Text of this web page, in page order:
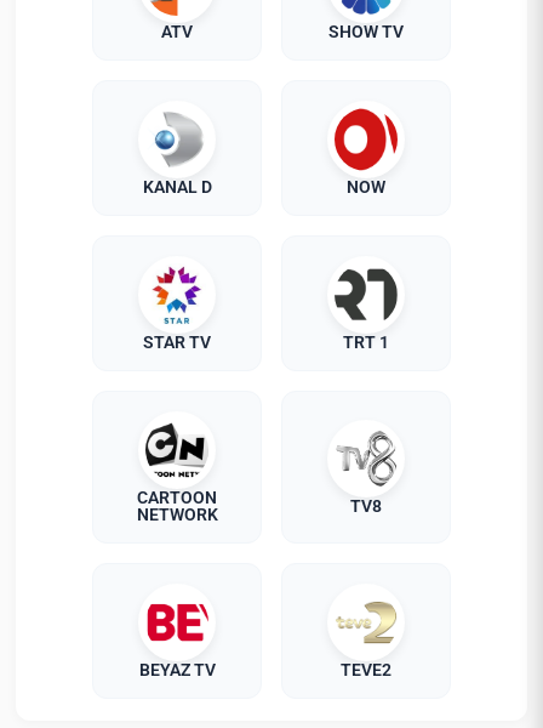
ATV SHOW TV
KANAL D NOW
STAR TV TRT 1
CARTOON
NETWORK
TV8
BEYAZ TV TEVE2